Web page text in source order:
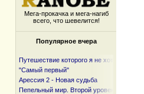
Мега-прокачка и мега-нагиб
всего, что шевелится!
Популярное вчера
Путешествие которого я не хотел
"Самый первый"
Арессия 2 - Новая судьба
Пепельный мир. Второй уровень